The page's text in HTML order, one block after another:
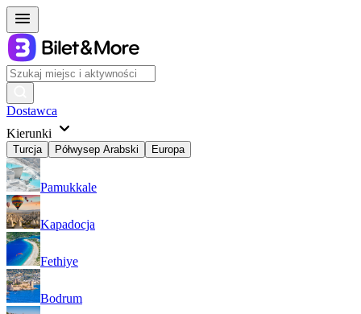
Dostawca
Kierunki
Turcja Półwysep Arabski Europa
Pamukkale
Kapadocja
Fethiye
Bodrum